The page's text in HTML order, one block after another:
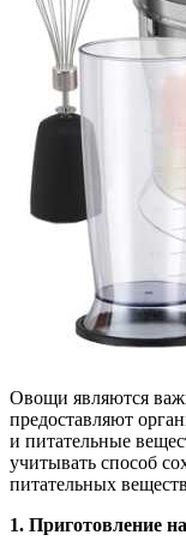
Овощи являются
предоставляют
и питательные
учитывать способ
питательных
1. Приготовление